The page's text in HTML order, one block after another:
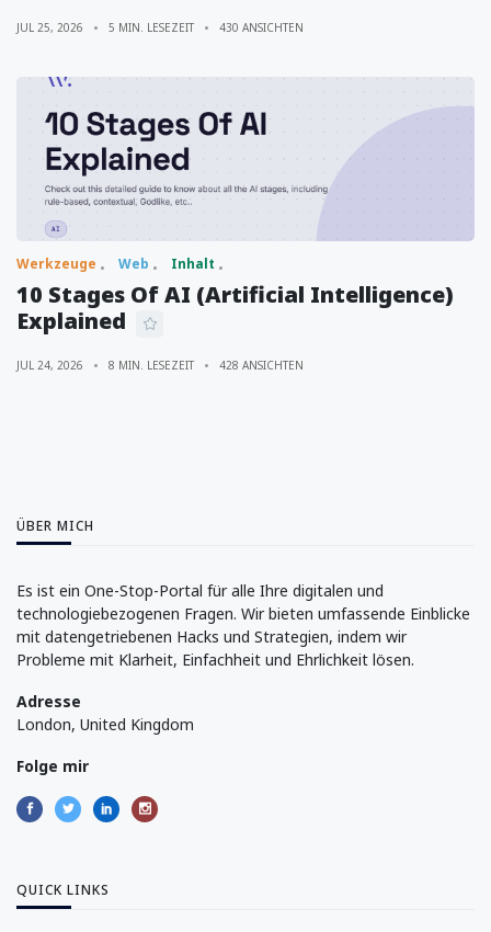
JUL 25, 2026 5 MIN. LESEZEIT 430 ANSICHTEN
Werkzeuge Web Inhalt
10 Stages Of AI (Artificial Intelligence)
Explained
JUL 24, 2026 8 MIN. LESEZEIT 428 ANSICHTEN
ÜBER MICH
Es ist ein One-Stop-Portal für alle Ihre digitalen und
technologiebezogenen Fragen. Wir bieten umfassende Einblicke
mit datengetriebenen Hacks und Strategien, indem wir
Probleme mit Klarheit, Einfachheit und Ehrlichkeit lösen.
Adresse
London, United Kingdom
Folge mir
QUICK LINKS